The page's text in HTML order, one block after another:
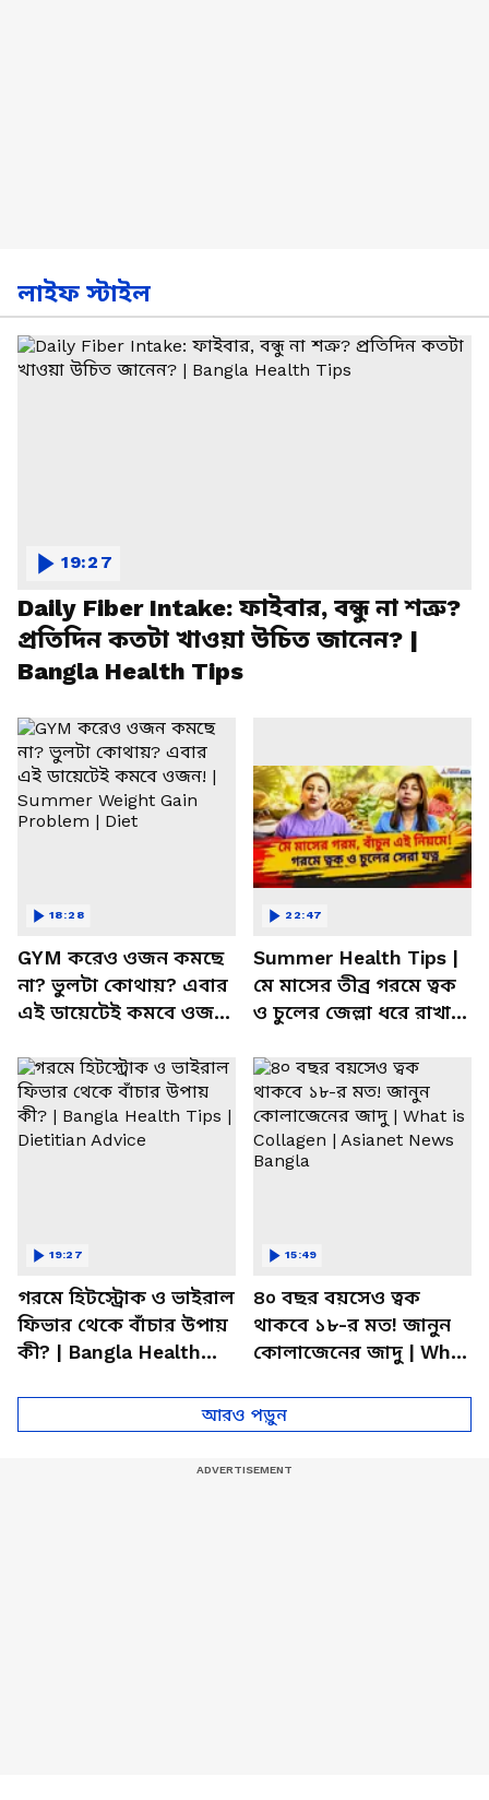
লাইফ স্টাইল
Daily Fiber Intake: ফাইবার, বন্ধু না শত্রু?
প্রতিদিন কতটা খাওয়া উচিত জানেন? |
Bangla Health Tips
19:27
GYM করেও ওজন কমছে
না? ভুলটা কোথায়? এবার
এই ডায়েটেই কমবে ওজন!
Problem | Diet
18:28
Summer Health Tips |
মে মাসের তীব্র গরমে ত্বক
ও চুলের জেল্লা ধরে রাখার
22:47
গরমে হিটস্ট্রোক ও ভাইরাল
ফিভার থেকে বাঁচার উপায়
কী? | Bangla Health
19:27
৪০ বছর বয়সেও ত্বক
থাকবে ১৮-র মত! জানুন
কোলাজেনের জাদু | What
News Bangla
15:49
আরও পড়ুন